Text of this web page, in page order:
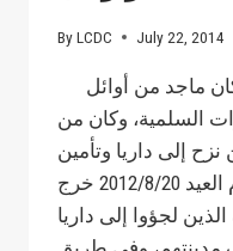
في
داريا
والشهيد
"شاهر
أبو
الله
وأسكنهم
ByLCDC July 22, 2014
السلمية، وكان من
إلى داريا وتأمين
احتياجاتهم.في ثاني أيام العيد 2012/8/20 خرج
لجؤوا إلى داريا